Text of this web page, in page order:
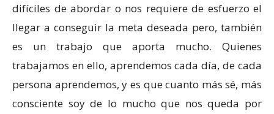
difíciles de abordar o nos requiere de esfuerzo el
llegar a conseguir la meta deseada pero, también
es un trabajo que aporta mucho. Quienes
trabajamos en ello, aprendemos cada día, de cada
persona aprendemos, y es que cuanto más sé, más
consciente soy de lo mucho que nos queda por